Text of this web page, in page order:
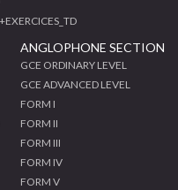
ANGLOPHONE SECTION
GCE ORDINARY LEVEL
GCE ADVANCED LEVEL
FORM I
FORM II
FORM III
FORM IV
FORM V